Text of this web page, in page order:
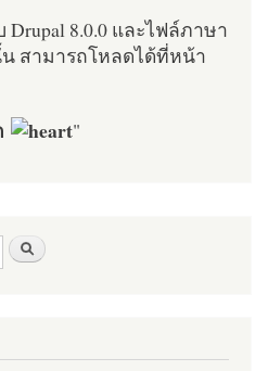
8.0.0 และไฟล์ภาษา
สามารถโหลดได้ที่หน้า
"